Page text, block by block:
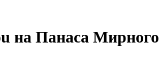
на Панаса Мирного